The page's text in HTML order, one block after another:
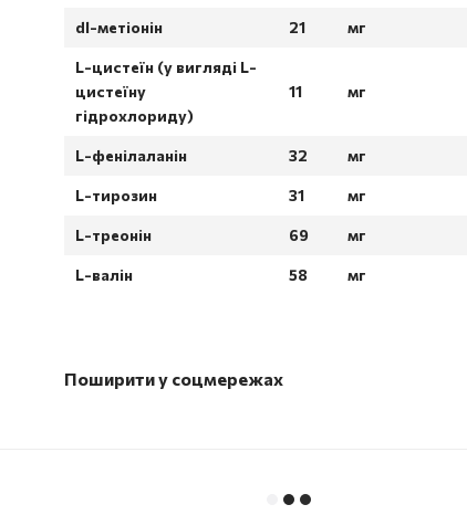
dl-метіонін 21 мг
L-цистеїн (у вигляді L-
цистеїну
гідрохлориду)
11 мг
L-фенілаланін 32 мг
L-тирозин 31 мг
L-треонін 69 мг
L-валін 58 мг
Поширити у соцмережах